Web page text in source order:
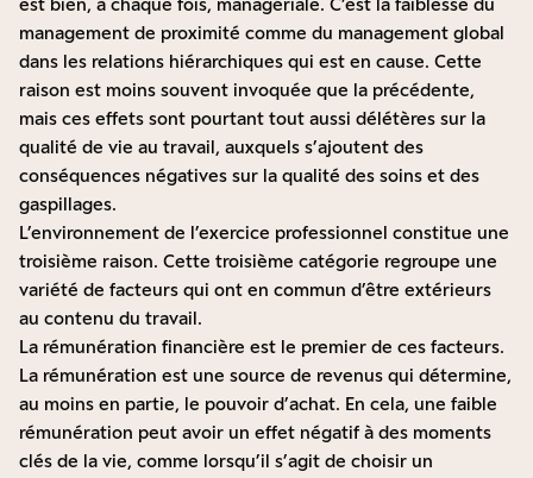
est bien, à chaque fois, managériale. C’est la faiblesse du
management de proximité comme du management global
dans les relations hiérarchiques qui est en cause. Cette
raison est moins souvent invoquée que la précédente,
mais ces effets sont pourtant tout aussi délétères sur la
qualité de vie au travail, auxquels s’ajoutent des
conséquences négatives sur la qualité des soins et des
gaspillages.
L’environnement de l’exercice professionnel constitue une
troisième raison. Cette troisième catégorie regroupe une
variété de facteurs qui ont en commun d’être extérieurs
au contenu du travail.
La rémunération financière est le premier de ces facteurs.
La rémunération est une source de revenus qui détermine,
au moins en partie, le pouvoir d’achat. En cela, une faible
rémunération peut avoir un effet négatif à des moments
clés de la vie, comme lorsqu’il s’agit de choisir un